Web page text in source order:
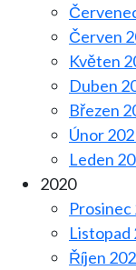
Červen
Květen
Duben
Březen
Únor
Leden
2020
Listopad
Říjen